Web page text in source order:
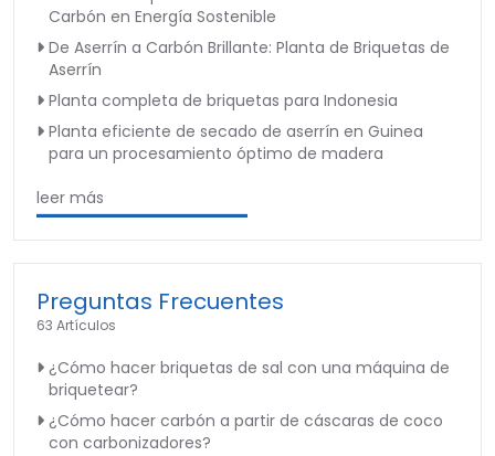
Carbón en Energía Sostenible
De Aserrín a Carbón Brillante: Planta de Briquetas de
Aserrín
Planta completa de briquetas para Indonesia
Planta eficiente de secado de aserrín en Guinea
para un procesamiento óptimo de madera
leer más
Preguntas Frecuentes
63 Artículos
¿Cómo hacer briquetas de sal con una máquina de
briquetear?
¿Cómo hacer carbón a partir de cáscaras de coco
con carbonizadores?